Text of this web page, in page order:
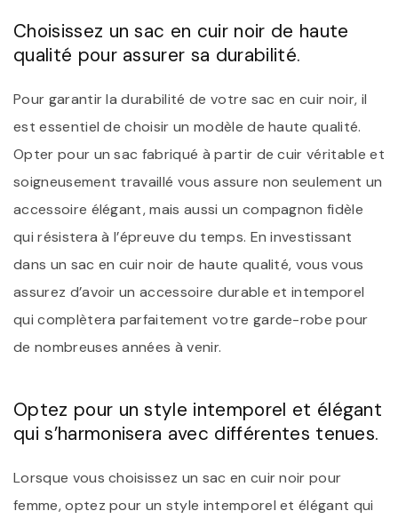
Choisissez un sac en cuir noir de haute
qualité pour assurer sa durabilité.
Pour garantir la durabilité de votre sac en cuir noir, il
est essentiel de choisir un modèle de haute qualité.
Opter pour un sac fabriqué à partir de cuir véritable et
soigneusement travaillé vous assure non seulement un
accessoire élégant, mais aussi un compagnon fidèle
qui résistera à l’épreuve du temps. En investissant
dans un sac en cuir noir de haute qualité, vous vous
assurez d’avoir un accessoire durable et intemporel
qui complètera parfaitement votre garde-robe pour
de nombreuses années à venir.
Optez pour un style intemporel et élégant
qui s’harmonisera avec différentes tenues.
Lorsque vous choisissez un sac en cuir noir pour
femme, optez pour un style intemporel et élégant qui